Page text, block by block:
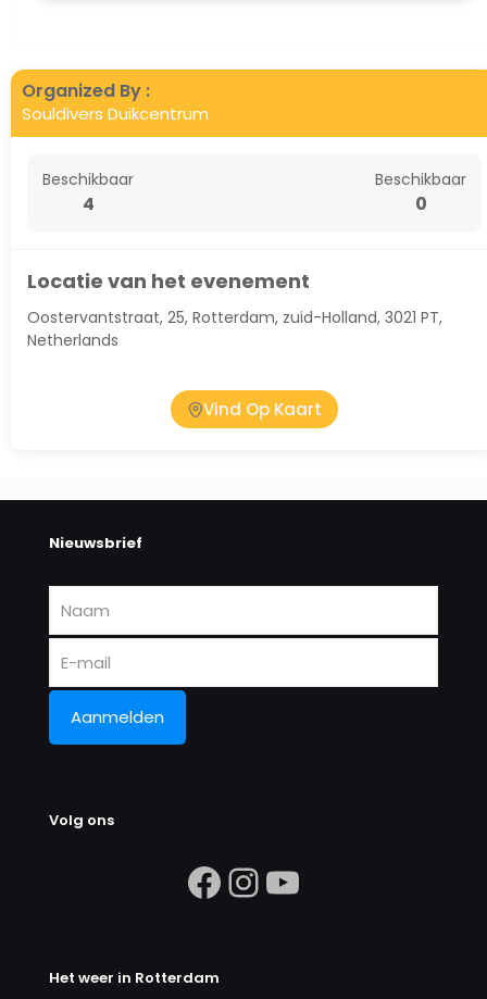
Organized By :
Souldivers Duikcentrum
Beschikbaar
4
Beschikbaar
0
Locatie van het evenement
Oostervantstraat, 25, Rotterdam, zuid-Holland, 3021 PT,
Netherlands
Vind Op Kaart
Nieuwsbrief
Volg ons
https://www.facebook.com/
Instagram
https://
Het weer in Rotterdam